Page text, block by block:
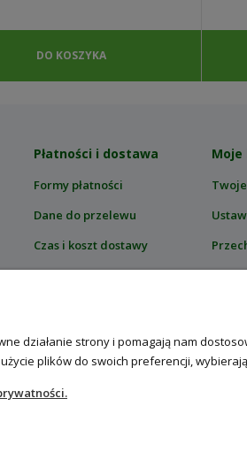
DO KOSZYKA
Płatności i dostawa
Formy płatności
Dane do przelewu
Czas i koszt dostawy
Zwroty i reklamacje
RajOgrodnika.pl
działanie strony i pomagają nam
plików do swoich preferencji,